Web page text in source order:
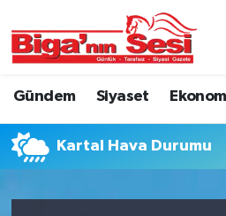
Gündem Siyaset
Kartal Hava Durumu
Asayiş
Belde ve Köyler
Belediye
Çanakkale Hava Durumu
Süper Lig Puan Durumu
Tüm Manşetler